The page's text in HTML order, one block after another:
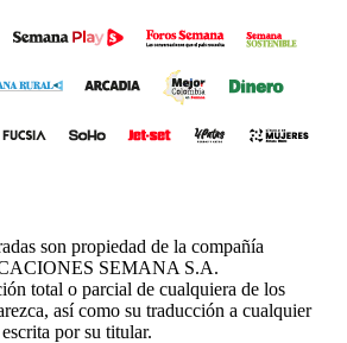
window
son propiedad de la compañía
SEMANA S.A.
total o parcial de cualquiera de los
así como su traducción a cualquier
por su titular.